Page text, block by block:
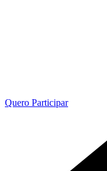
Quero Participar